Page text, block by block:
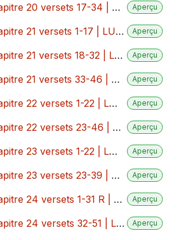
Matthieu chapitre 20 versets 17-34 | LUMO Aperçu
Matthieu chapitre 21 versets 1-17 | LUMO Aperçu
Matthieu chapitre 21 versets 18-32 | LUMO Aperçu
Matthieu chapitre 21 versets 33-46 | LUMO Aperçu
Matthieu chapitre 22 versets 1-22 | LUMO Aperçu
Matthieu chapitre 22 versets 23-46 | LUMO Aperçu
Matthieu chapitre 23 versets 1-22 | LUMO Aperçu
Matthieu chapitre 23 versets 23-39 | LUMO Aperçu
Matthieu chapitre 24 versets 1-31 R | LUMO Aperçu
Matthieu chapitre 24 versets 32-51 | LUMO Aperçu